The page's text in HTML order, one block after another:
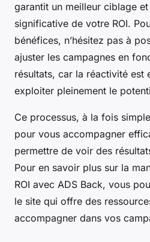
garantit un meilleur ciblage
significative de votre ROI.
bénéfices, n’hésitez pas à
ajuster les campagnes en
résultats, car la réactivité est
exploiter pleinement le
Ce processus, à la fois
pour vous accompagner
permettre de voir des
Pour en savoir plus sur la
ROI avec ADS Back, vous
le site qui offre des
accompagner dans vos